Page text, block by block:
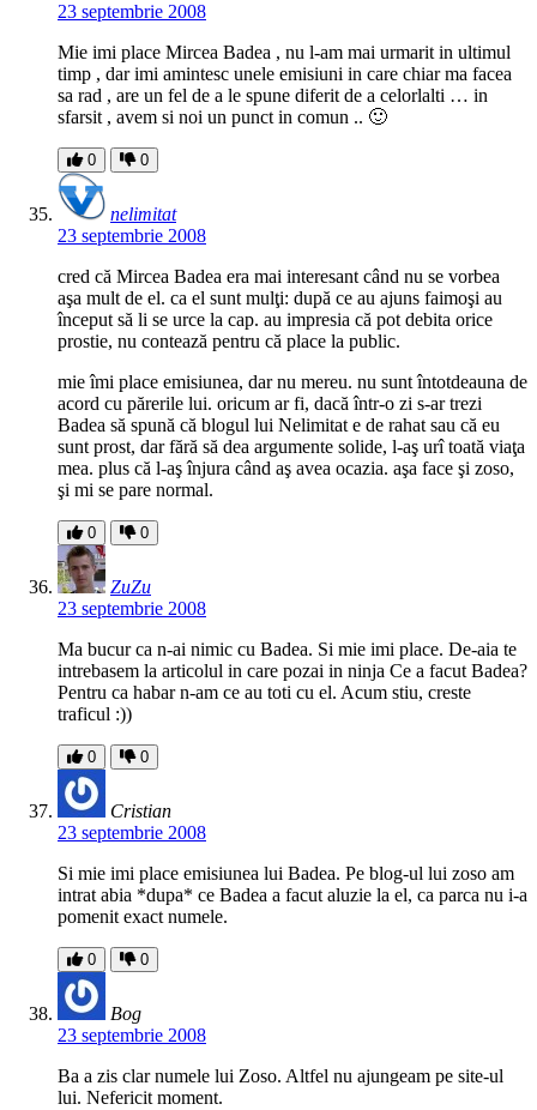
23 septembrie 2008
Mie imi place Mircea Badea , nu l-am mai urmarit in ultimul
timp , dar imi amintesc unele emisiuni in care chiar ma facea
sa rad , are un fel de a le spune diferit de a celorlalti … in
sfarsit , avem si noi un punct in comun .. 🙂
0 0
nelimitat
23 septembrie 2008
cred că Mircea Badea era mai interesant când nu se vorbea
aşa mult de el. ca el sunt mulţi: după ce au ajuns faimoşi au
început să li se urce la cap. au impresia că pot debita orice
prostie, nu contează pentru că place la public.
mie îmi place emisiunea, dar nu mereu. nu sunt întotdeauna de
acord cu părerile lui. oricum ar fi, dacă într-o zi s-ar trezi
Badea să spună că blogul lui Nelimitat e de rahat sau că eu
sunt prost, dar fără să dea argumente solide, l-aş urî toată viaţa
mea. plus că l-aş înjura când aş avea ocazia. aşa face şi zoso,
şi mi se pare normal.
0 0
ZuZu
23 septembrie 2008
Ma bucur ca n-ai nimic cu Badea. Si mie imi place. De-aia te
intrebasem la articolul in care pozai in ninja Ce a facut Badea?
Pentru ca habar n-am ce au toti cu el. Acum stiu, creste
traficul :))
0 0
Cristian
23 septembrie 2008
Si mie imi place emisiunea lui Badea. Pe blog-ul lui zoso am
intrat abia *dupa* ce Badea a facut aluzie la el, ca parca nu i-a
pomenit exact numele.
0 0
Bog
23 septembrie 2008
Ba a zis clar numele lui Zoso. Altfel nu ajungeam pe site-ul
lui. Nefericit moment.